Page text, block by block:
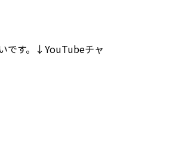
です。↓YouTubeチャ